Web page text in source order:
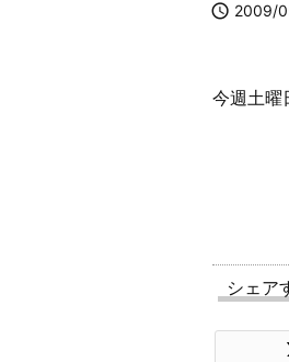
 2009/
今週土曜
シェア